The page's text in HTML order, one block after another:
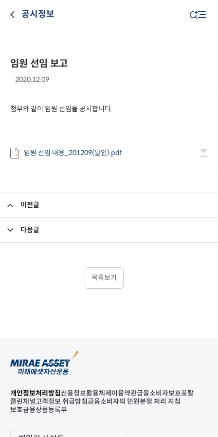
공시정보
임원 선임 보고
2020.12.09
첨부와 같이 임원 선임을 공시합니다.
임원 선임 내용_201209(날인).pdf
이전글
다음글
목록보기
개인정보처리방침신용정보활용체제 이용약관금융소비자보호포탈
클린채널고객정보 취급방침금융소비자의 민원분쟁 처리 지침
보호금융상품등록부